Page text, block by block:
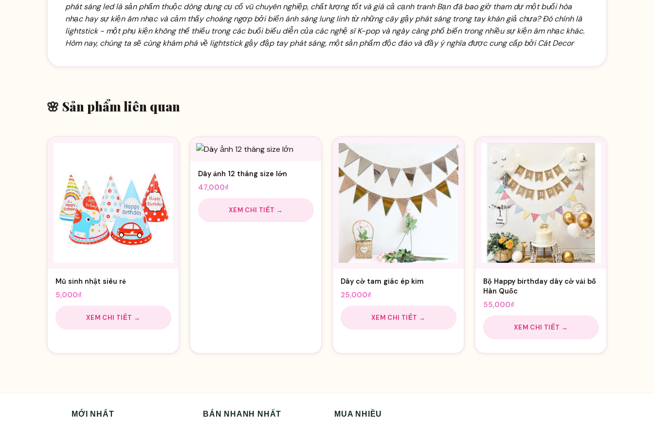
phát sáng ledlà sản phẩm thuộc dòng dụng cụ cổ vũ chuyên nghiệp, chất lượng tốt và giá cả cạnh tranh Bạn đã bao giờ tham dự một buổi hòa
nhạc hay sự kiện âm nhạc và cảm thấy choáng ngợp bởi biển ánh sáng lung linh từ những cây gậy phát sáng trong tay khán giả chưa? Đó chính là
lightstick - một phụ kiện không thể thiếu trong các buổi biểu diễn của các nghệ sĩ K-pop và ngày càng phổ biến trong nhiều sự kiện âm nhạc khác.
Hôm nay, chúng ta sẽ cùng khám phá về lightstick gậy đập tay phát sáng, một sản phẩm độc đáo và đầy ý nghĩa được cung cấp bởi Cát Decor
🌸 Sản phẩm liên quan
Mũ sinh nhật siêu rẻ
5,000₫
XEM CHI TIẾT →
Dây ảnh 12 tháng size lớn
47,000₫
XEM CHI TIẾT →
Dây cờ tam giác ép kim
25,000₫
XEM CHI TIẾT →
Bộ Happy birthday dây cờ vải bố
Hàn Quốc
55,000₫
XEM CHI TIẾT →
MỚI NHẤT BÁN NHANH NHẤT MUA NHIỀU